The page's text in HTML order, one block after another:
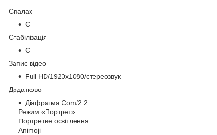
Спалах
Є
Стабілізація
Є
Запис відео
Full HD/1920х1080/стереозвук
Додатково
Діафрагма Com/2.2
Режим «Портрет»
Портретне освітлення
Animoji